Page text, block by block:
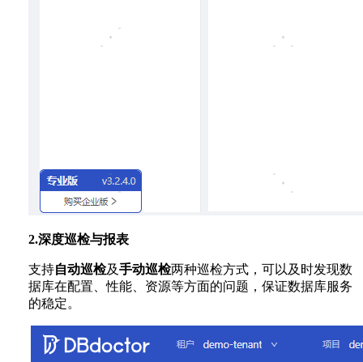
2.深度巡检与报表
支持自动巡检及手动巡检两种巡检方式，可以及时发现数
据库在配置、性能、资源等方面的问题，保证数据库服务
的稳定。